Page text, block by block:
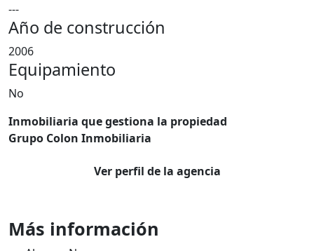
---
Año de construcción
2006
Equipamiento
No
Inmobiliaria que gestiona la propiedad
Grupo Colon Inmobiliaria
Ver perfil de la agencia
Más información